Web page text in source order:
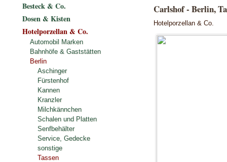
Carlshof - Berlin,
Hotelporzellan & Co.
Besteck & Co.
Dosen & Kisten
Hotelporzellan & Co.
Automobil Marken
Bahnhöfe & Gaststätten
Berlin
Aschinger
Fürstenhof
Kannen
Kranzler
Milchkännchen
Schalen und Platten
Senfbehälter
Service, Gedecke
sonstige
Tassen